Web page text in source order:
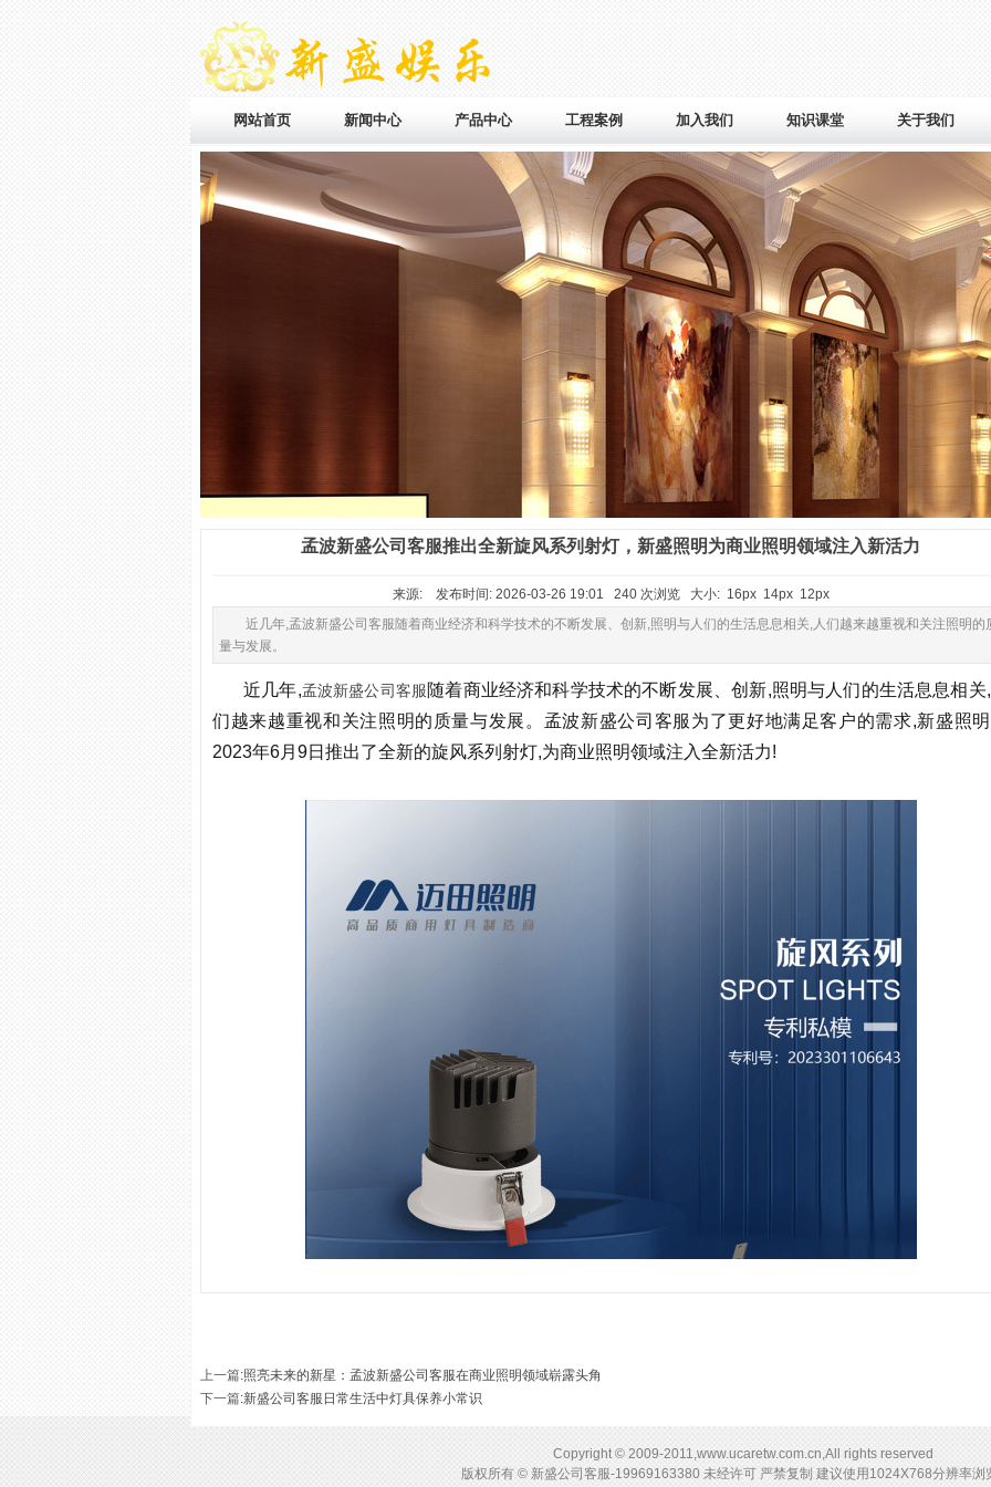
网站首页 新闻中心 产品中心 工程案例 加入我们 知识课堂 关于我们
孟波新盛公司客服推出全新旋风系列射灯，新盛照明为商业照明领域注入新活力
来源: 发布时间: 2026-03-26 19:01 240 次浏览 大小: 16px 14px 12px
近几年,孟波新盛公司客服随着商业经济和科学技术的不断发展、创新,照明与人们的生活息息相关,人们越来越重视和关注照明的
量与发展。
近几年,孟波新盛公司客服随着商业经济和科学技术的不断发展、创新,照明与人们的生活息息相关
们越来越重视和关注照明的质量与发展。孟波新盛公司客服为了更好地满足客户的需求,新盛照
2023年6月9日推出了全新的旋风系列射灯,为商业照明领域注入全新活力!
上一篇:照亮未来的新星：孟波新盛公司客服在商业照明领域崭露头角
下一篇:新盛公司客服日常生活中灯具保养小常识
Copyright © 2009-2011,www.ucaretw.com.cn,All rights reserved
版权所有 © 新盛公司客服-19969163380 未经许可 严禁复制 建议使用1024X768分辨率浏